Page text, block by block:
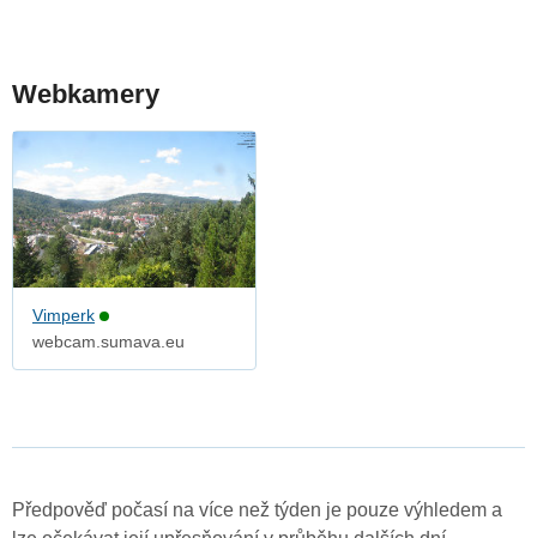
Webkamery
Vimperk
webcam.sumava.eu
Předpověď počasí na více než týden je pouze výhledem a